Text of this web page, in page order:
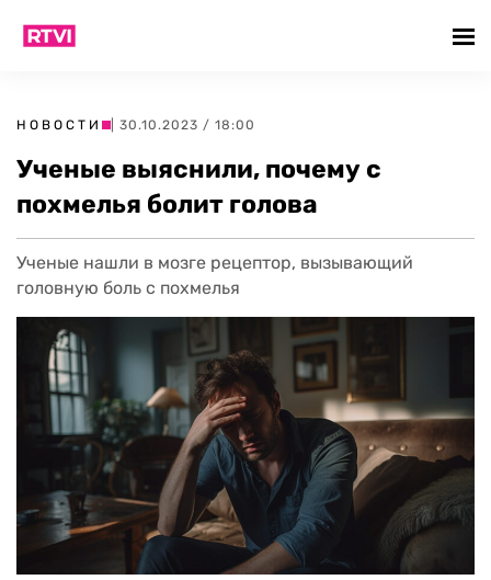
НОВОСТИ | 30.10.2023 / 18:00
Ученые выяснили, почему с
похмелья болит голова
Ученые нашли в мозге рецептор, вызывающий
головную боль с похмелья